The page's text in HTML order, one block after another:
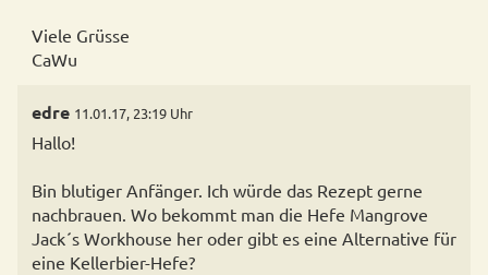
Viele Grüsse
CaWu
edre 11.01.17, 23:19 Uhr
Hallo!
Bin blutiger Anfänger. Ich würde das Rezept gerne
nachbrauen. Wo bekommt man die Hefe Mangrove
Jack´s Workhouse her oder gibt es eine Alternative für
eine Kellerbier-Hefe?